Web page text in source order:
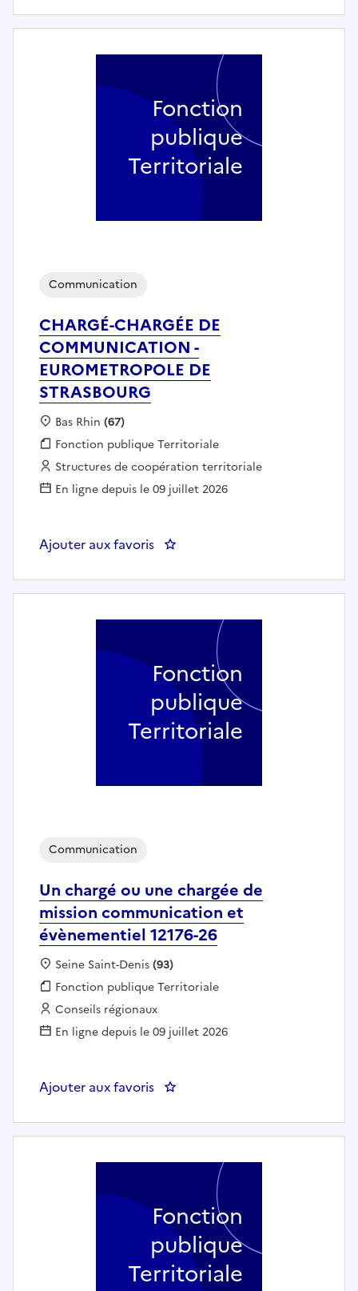
CHARGÉ-CHARGÉE DE
COMMUNICATION -
EUROMETROPOLE DE
STRASBOURG
Communication
Localisation :
Bas Rhin (67)
Fonction publique :
Fonction publique Territoriale
Employeur :
Structures de coopération territoriale
En ligne depuis le 09 juillet 2026
Ajouter aux favoris : CHARGÉ-CHARGÉE DE
Fonction
publique
Territoriale
Un chargé ou une chargée de
mission communication et
évènementiel 12176-26
Communication
Localisation :
Seine Saint-Denis(93)
Fonction publique :
Fonction publique Territoriale
Employeur :
Conseils régionaux
En ligne depuis le 09 juillet 2026
Ajouter aux favoris
Fonction
publique
Territoriale
Fonction
publique
Territoriale